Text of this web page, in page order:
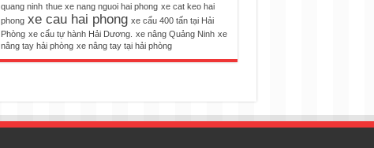
quang ninh thue xe nang nguoi hai phong xe cat keo hai
phong xe cau hai phong xe cẩu 400 tấn tại Hải
Phòng xe cẩu tự hành Hải Dương. xe nâng Quảng Ninh xe
nâng tay hải phòng xe nâng tay tại hải phòng